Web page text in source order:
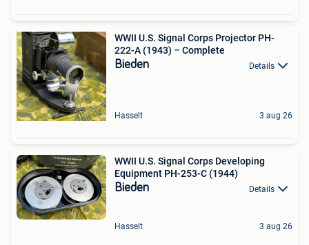
WWII U.S. Signal Corps Projector PH-
222-A (1943) – Complete
Bieden Details
Hasselt 3 aug 26
WWII U.S. Signal Corps Developing
Equipment PH-253-C (1944)
Bieden Details
Hasselt 3 aug 26